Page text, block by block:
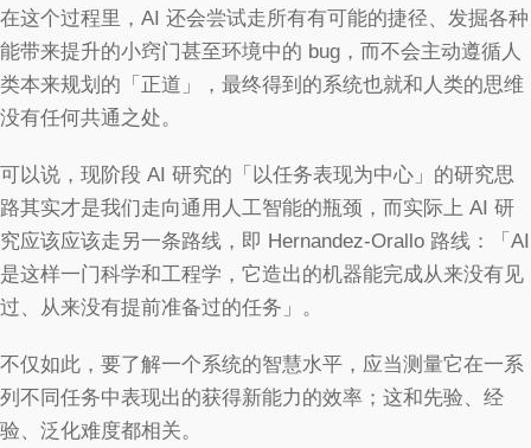
在这个过程里，AI 还会尝试走所有有可能的捷径、发掘各种
能带来提升的小窍门甚至环境中的 bug，而不会主动遵循人
类本来规划的「正道」，最终得到的系统也就和人类的思维
没有任何共通之处。
可以说，现阶段 AI 研究的「以任务表现为中心」的研究思
路其实才是我们走向通用人工智能的瓶颈，而实际上 AI 研
究应该应该走另一条路线，即 Hernandez-Orallo 路线：「AI
是这样一门科学和工程学，它造出的机器能完成从来没有见
过、从来没有提前准备过的任务」。
不仅如此，要了解一个系统的智慧水平，应当测量它在一系
列不同任务中表现出的获得新能力的效率；这和先验、经
验、泛化难度都相关。